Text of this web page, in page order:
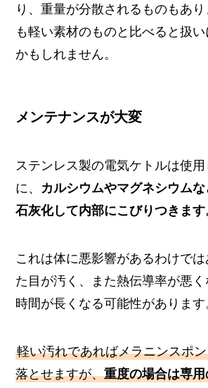
り、重量が分散されるものもあ
も軽い素材のものと比べると扱
かもしれません。
メンテナンスが大変
ステンレス製の電気ケトルは使
に、 カルシウムやマグネシウム
石灰化して内部にこびりつきます
これは体に悪影響があるわけで
た目が汚く、また熱伝導率が悪
時間が長くなる可能性があります
軽い汚れであればメラニンスポ
落とせますが、重度の場合は専